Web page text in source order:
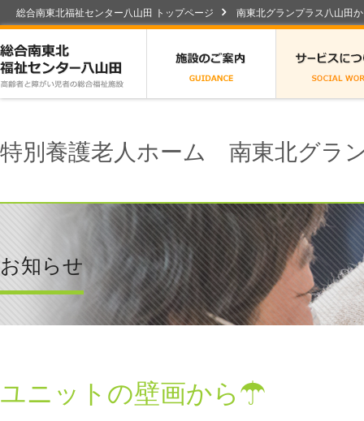
総合南東北福祉センター八山田 トップページ 南東北グランプラス八山田
特別養護老人ホーム 南東北グラ
お知らせ
ユニットの壁画から☂